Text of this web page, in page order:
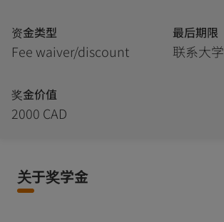
资金类型
Fee waiver/discount
最后期限
联系大学
奖金价值
2000 CAD
关于奖学金